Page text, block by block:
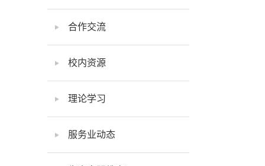
合作交流
校内资源
理论学习
服务业动态